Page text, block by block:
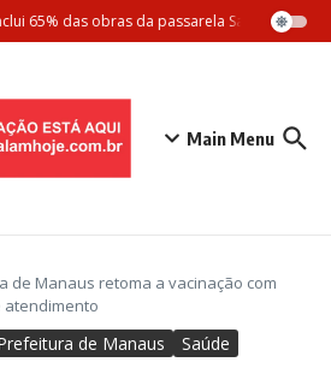
65% das obras da passarela Santos Dumont
Main Menu
de Manaus retoma a vacinação com
atendimento
de Manaus Saúde